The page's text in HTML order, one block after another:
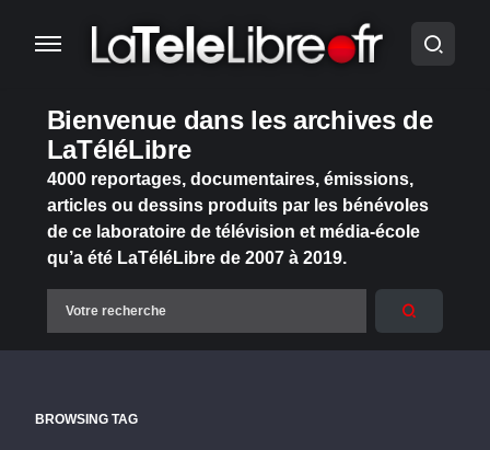
Bienvenue dans les archives de
LaTéléLibre
4000 reportages, documentaires, émissions,
articles ou dessins produits par les bénévoles
de ce laboratoire de télévision et média-école
qu’a été LaTéléLibre de 2007 à 2019.
BROWSING TAG